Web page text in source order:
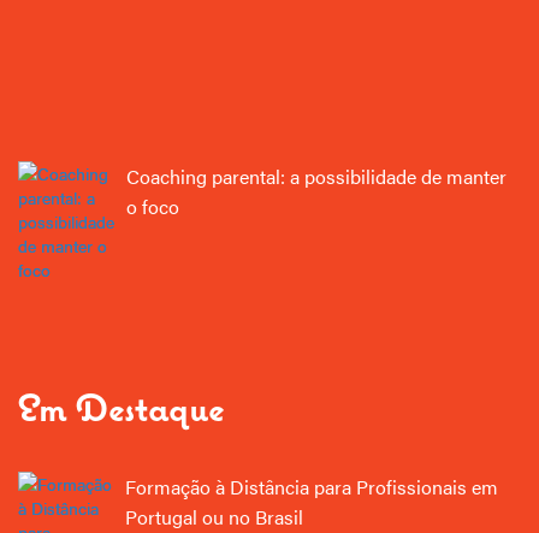
Coaching parental: a possibilidade de manter
o foco
Em Destaque
Formação à Distância para Profissionais em
Portugal ou no Brasil